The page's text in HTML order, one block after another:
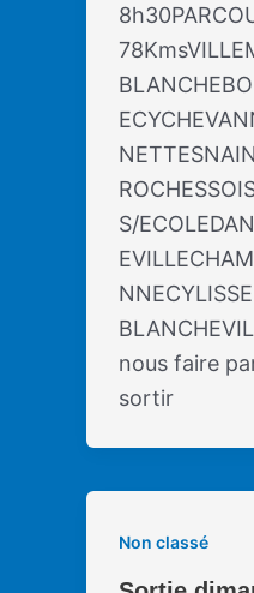
S/
nous faire
sortir
Non classé